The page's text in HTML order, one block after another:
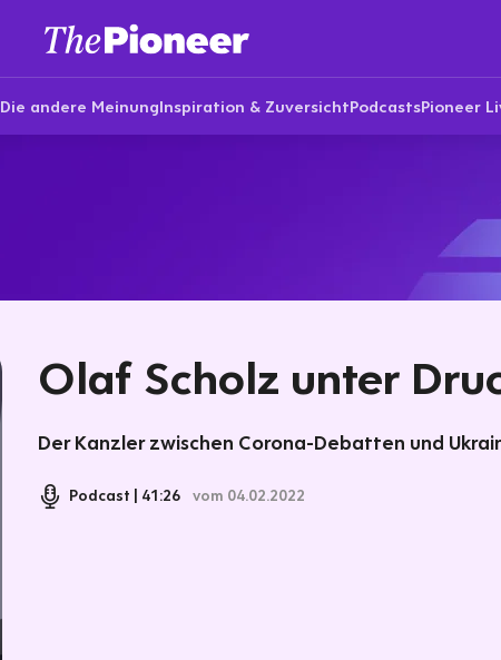
Die andere MeinungInspiration & ZuversichtPodcastsPioneer
Olaf Scholz unter
Der Kanzler zwischen Corona-Debatten und
Podcast 41:26 vom 04.02.2022